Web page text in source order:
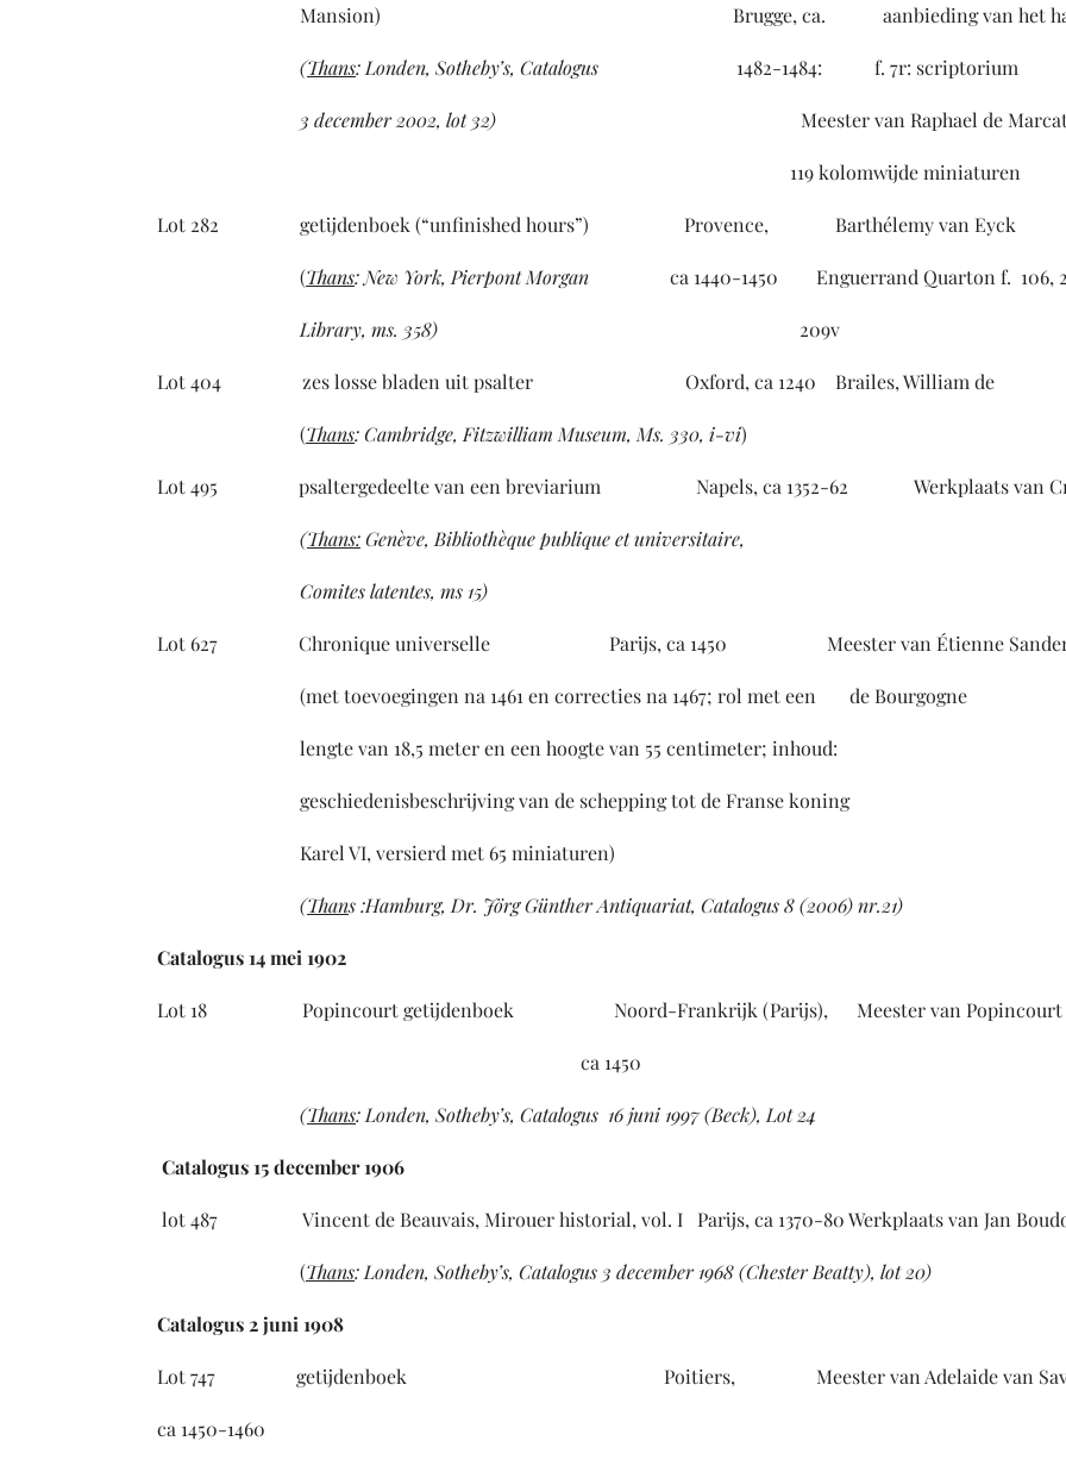
Mansion) Brugge, ca. aanbieding van het
(Thans: Londen, Sotheby’s, Catalogus 1482-1484: f. 7r: scriptorium
3 december 2002, lot 32) Meester van Raphael de
119 kolomwijde miniaturen
Lot 282 getijdenboek (“unfinished hours”) Provence, Barthélemy van Eyck
(Thans: New York, Pierpont Morgan ca 1440-1450 Enguerrand Quarton f. 106,
Library, ms. 358) 209v
Lot 404 zes losse bladen uit psalter Oxford, ca 1240 Brailes, William de
(Thans: Cambridge, Fitzwilliam Museum, Ms. 330, i-vi)
Lot 495 psaltergedeelte van een breviarium Napels, ca 1352-62 Werkplaats van
(Thans:Genève, Bibliothèque publique et universitaire,
Comites latentes, ms 15)
Lot 627 Chronique universelle Parijs, ca 1450 Meester van Étienne
(met toevoegingen na 1461 en correcties na 1467; rol met een de Bourgogne
lengte van 18,5 meter en een hoogte van 55 centimeter; inhoud:
geschiedenisbeschrijving van de schepping tot de Franse koning
Karel VI, versierd met 65 miniaturen)
(Thans :Hamburg, Dr. Jörg Günther Antiquariat, Catalogus 8 (2006) nr.21)
Catalogus 14 mei 1902
Lot 18 Popincourt getijdenboek Noord-Frankrijk (Parijs), Meester van Popincourt
ca 1450
(Thans: Londen, Sotheby’s, Catalogus 16 juni 1997 (Beck), Lot 24
Catalogus 15 december 1906
lot 487 Vincent de Beauvais, Mirouer historial, vol. I Parijs, ca 1370-80 Werkplaats van Jan
(Thans: Londen, Sotheby’s, Catalogus 3 december 1968 (Chester Beatty), lot 20)
Catalogus 2 juni 1908
Lot 747 getijdenboek Poitiers, Meester van Adelaide van
ca 1450-1460